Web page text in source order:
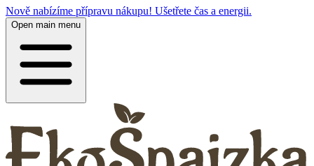
Nově nabízíme přípravu nákupu! Ušetřete čas a energii.
Open main menu